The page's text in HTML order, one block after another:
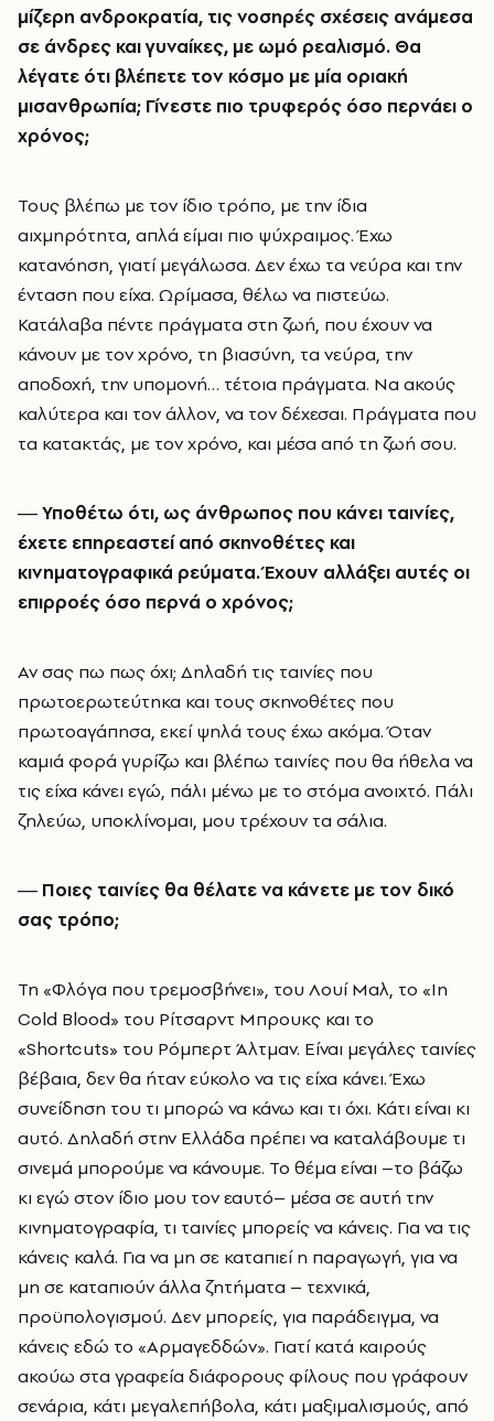
μίζερη ανδροκρατία, τις νοσηρές σχέσεις ανάμεσα
σε άνδρες και γυναίκες, με ωμό ρεαλισμό. Θα
λέγατε ότι βλέπετε τον κόσμο με μία οριακή
μισανθρωπία; Γίνεστε πιο τρυφερός όσο περνάει ο
χρόνος;
Τους βλέπω με τον ίδιο τρόπο, με την ίδια
αιχμηρότητα, απλά είμαι πιο ψύχραιμος. Έχω
κατανόηση, γιατί μεγάλωσα. Δεν έχω τα νεύρα και την
ένταση που είχα. Ωρίμασα, θέλω να πιστεύω.
Κατάλαβα πέντε πράγματα στη ζωή, που έχουν να
κάνουν με τον χρόνο, τη βιασύνη, τα νεύρα, την
αποδοχή, την υπομονή… τέτοια πράγματα. Να ακούς
καλύτερα και τον άλλον, να τον δέχεσαι. Πράγματα που
τα κατακτάς, με τον χρόνο, και μέσα από τη ζωή σου.
― Υποθέτω ότι, ως άνθρωπος που κάνει ταινίες,
έχετε επηρεαστεί από σκηνοθέτες και
κινηματογραφικά ρεύματα. Έχουν αλλάξει αυτές οι
επιρροές όσο περνά ο χρόνος;
Αν σας πω πως όχι; Δηλαδή τις ταινίες που
πρωτοερωτεύτηκα και τους σκηνοθέτες που
πρωτοαγάπησα, εκεί ψηλά τους έχω ακόμα. Όταν
καμιά φορά γυρίζω και βλέπω ταινίες που θα ήθελα να
τις είχα κάνει εγώ, πάλι μένω με το στόμα ανοιχτό. Πάλι
ζηλεύω, υποκλίνομαι, μου τρέχουν τα σάλια.
― Ποιες ταινίες θα θέλατε να κάνετε με τον δικό
σας τρόπο;
Τη «Φλόγα που τρεμοσβήνει», του Λουί Μαλ, το «In
Cold Blood» του Ρίτσαρντ Μπρουκς και το
«Shortcuts» του Ρόμπερτ Άλτμαν. Είναι μεγάλες ταινίες
βέβαια, δεν θα ήταν εύκολο να τις είχα κάνει. Έχω
συνείδηση του τι μπορώ να κάνω και τι όχι. Κάτι είναι κι
αυτό. Δηλαδή στην Ελλάδα πρέπει να καταλάβουμε τι
σινεμά μπορούμε να κάνουμε. Το θέμα είναι –το βάζω
κι εγώ στον ίδιο μου τον εαυτό– μέσα σε αυτή την
κινηματογραφία, τι ταινίες μπορείς να κάνεις. Για να τις
κάνεις καλά. Για να μη σε καταπιεί η παραγωγή, για να
μη σε καταπιούν άλλα ζητήματα – τεχνικά,
προϋπολογισμού. Δεν μπορείς, για παράδειγμα, να
κάνεις εδώ το «Αρμαγεδδών». Γιατί κατά καιρούς
ακούω στα γραφεία διάφορους φίλους που γράφουν
σενάρια, κάτι μεγαλεπήβολα, κάτι μαξιμαλισμούς, από